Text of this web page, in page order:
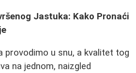
Jastuka: Kako Pronaći
provodimo u snu, a kvalitet tog
na jednom, naizgled